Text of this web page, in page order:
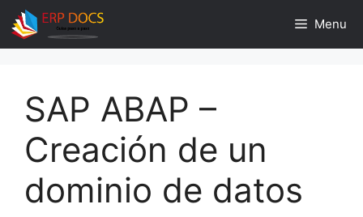
Skip
to
content
Menu
SAP ABAP –
Creación de un
dominio de datos